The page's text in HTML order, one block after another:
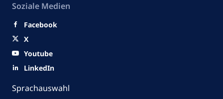
Soziale Medien
Facebook
X
Youtube
LinkedIn
Sprachauswahl